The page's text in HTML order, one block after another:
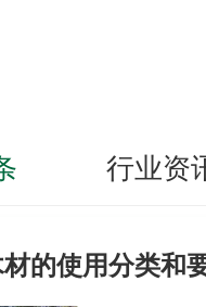
行业资
的使用分类和